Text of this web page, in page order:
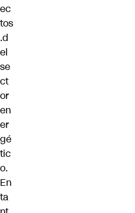
ec
tos
.d
el
se
ct
or
en
er
gé
tic
o.
En
ta